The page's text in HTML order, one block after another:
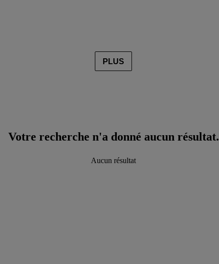
PLUS
Votre recherche n'a donné aucun résultat.
Aucun résultat